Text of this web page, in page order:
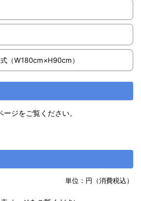
（W180cm×H90cm）
ジをご覧ください。
単位：円（消費税込）